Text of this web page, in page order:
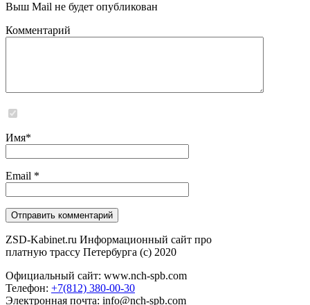
Выш Mail не будет опубликован
Комментарий
Имя*
Email *
ZSD-Kabinet.ru Информационный сайт про
платную трассу Петербурга (c) 2020
Официальный сайт: www.nch-spb.com
Телефон: +7(812) 380-00-30
Электронная почта: info@nch-spb.com